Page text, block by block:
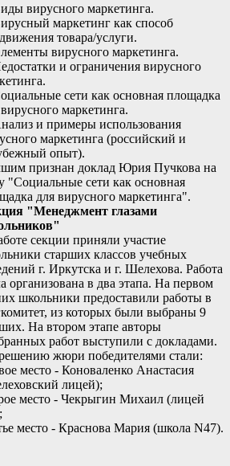
вирусного маркетинга.
маркетинг как способ
товара/услуги.
вирусного маркетинга.
и ограничения вирусного
сети как основная площадка
маркетинга.
и примеры использования
маркетинга (российский и
опыт).
признан доклад Юрия Пучкова на
"Социальные сети как основная
для вирусного маркетинга".
"Менеджмент глазами
секции приняли участие
старших классов учебных
г. Иркутска и г. Шелехова. Работа
организована в два этапа. На первом
школьники предоставили работы в
из которых были выбраны 9
На втором этапе авторы
работ выступили с докладами.
жюри победителями стали:
место - Коноваленко Анастасия
лицей);
место - Чекрыгин Михаил (лицей
место - Краснова Мария (школа N47).